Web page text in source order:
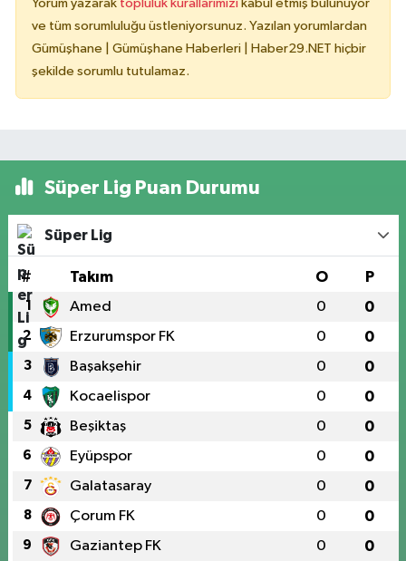
Yorum yazarak topluluk kurallarımızı kabul etmiş bulunuyor
ve tüm sorumluluğu üstleniyorsunuz. Yazılan yorumlardan
Gümüşhane | Gümüşhane Haberleri | Haber29.NET hiçbir
şekilde sorumlu tutulamaz.
Süper Lig Puan Durumu
Süper Lig
# Takım O P
1 Amed 0 0
2 Erzurumspor FK 0 0
3 Başakşehir 0 0
4 Kocaelispor 0 0
5 Beşiktaş 0 0
6 Eyüpspor 0 0
7 Galatasaray 0 0
8 Çorum FK 0 0
9 Gaziantep FK 0 0